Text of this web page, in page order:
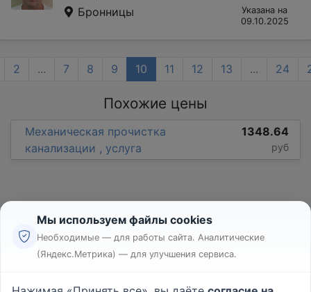
Бронницы
Указана на
09.10.2025
2 ... 7 8 9 10 11 12 13 ... 24
Похожие цены
Механическая прочистка
канализации , услуга
1348.64
руб
Реклама
Мы используем файлы cookies
Необходимые — для работы сайта. Аналитические
(Яндекс.Метрика) — для улучшения сервиса.